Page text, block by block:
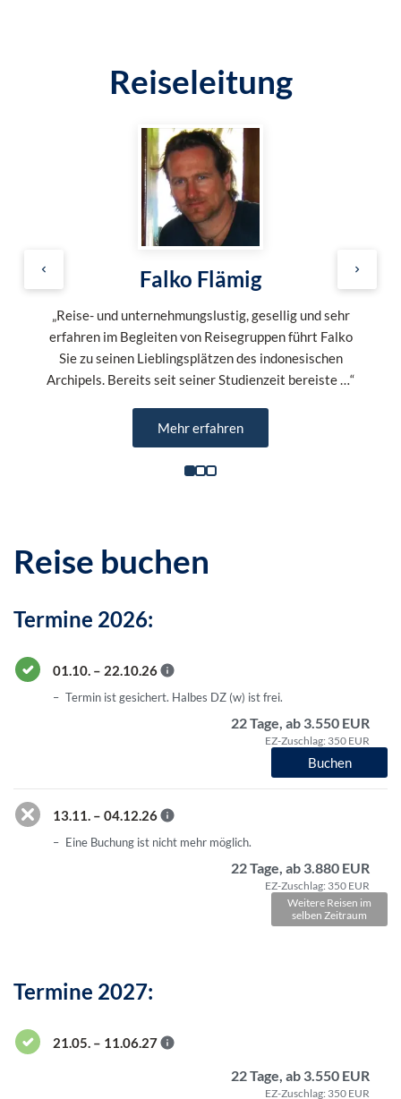
Reiseleitung
Falko Flämig
„Reise- und unternehmungslustig, gesellig und sehr
erfahren im Begleiten von Reisegruppen führt Falko
Sie zu seinen Lieblingsplätzen des indonesischen
Archipels. Bereits seit seiner Studienzeit bereiste …“
Mehr erfahren
Reise buchen
Termine 2026:
01.10. – 22.10.26
Termin ist gesichert. Halbes DZ (w) ist frei.
22 Tage, ab 3.550 EUR
EZ-Zuschlag: 350 EUR
Buchen
13.11. – 04.12.26
Eine Buchung ist nicht mehr möglich.
22 Tage, ab 3.880 EUR
EZ-Zuschlag: 350 EUR
Weitere Reisen im
selben Zeitraum
Termine 2027:
21.05. – 11.06.27
22 Tage, ab 3.550 EUR
EZ-Zuschlag: 350 EUR